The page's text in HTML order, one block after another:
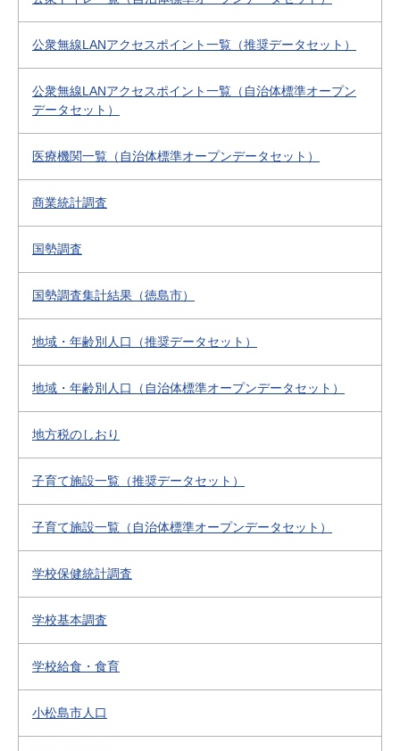
公衆無線LANアクセスポイント一覧（推奨データセット）
公衆無線LANアクセスポイント一覧（自治体標準オープン
データセット）
医療機関一覧（自治体標準オープンデータセット）
商業統計調査
国勢調査
国勢調査集計結果（徳島市）
地域・年齢別人口（推奨データセット）
地域・年齢別人口（自治体標準オープンデータセット）
地方税のしおり
子育て施設一覧（推奨データセット）
子育て施設一覧（自治体標準オープンデータセット）
学校保健統計調査
学校基本調査
学校給食・食育
小松島市人口